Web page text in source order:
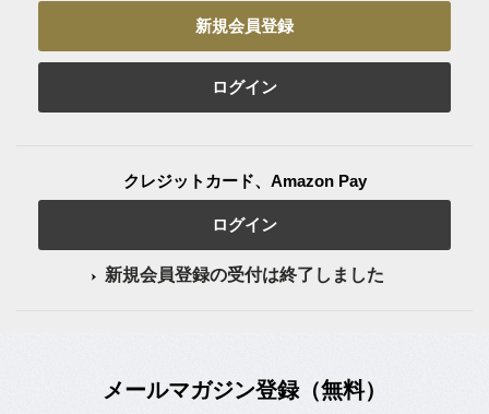
新規会員登録
ログイン
クレジットカード、Amazon Pay
ログイン
新規会員登録の受付は終了しました
メールマガジン登録（無料）